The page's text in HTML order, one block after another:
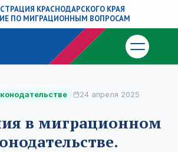
КРАСНОДАРСКОГО КРАЯ
ПО МИГРАЦИОННЫМ ВОПРОСАМ
24 апреля 2025
в миграционном